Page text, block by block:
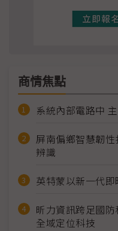
商情焦點
系統內部電路中
屏南偏鄉智慧韌
辨識
英特蒙以新一代
昕力資訊跨足國
全域定位科技